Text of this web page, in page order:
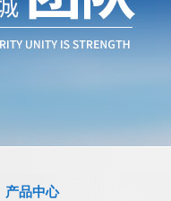
产品中心